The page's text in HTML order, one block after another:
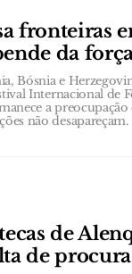
fronteiras
da
Bósnia e
Internacional de
a
não desapareçam.
de
de procura